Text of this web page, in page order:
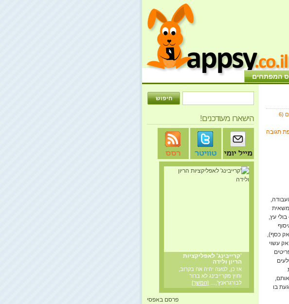
המפתחים
לילדים ממש גדולים (6
תגובה
עץ,
כסף),
עשוי
בו
הישארו מעודכנים!
'קרייבינג' לאפליקציות
הריון ולידה
אז כן, לנועה יהיה אח בקרוב,
וחוץ מקרייבינג לא ברור
לבורגראנץ',… [המשך]
פרסם באפסי